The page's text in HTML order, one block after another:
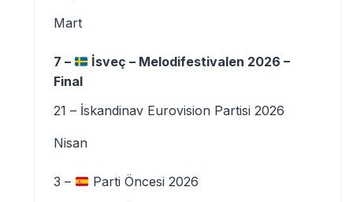
Mart
7 –
İsveç – Melodifestivalen 2026 –
Final
21 – İskandinav Eurovision Partisi 2026
Nisan
3 –
Parti Öncesi 2026